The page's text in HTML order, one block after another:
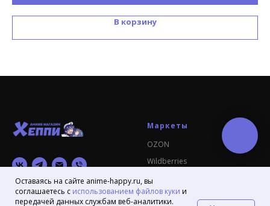
В корзину
© 2024 Аниме магазин Хеппи
Маркеты
OZON
Wildberries
VK Маркет
Оставаясь на сайте anime-happy.ru, вы
соглашаетесь с использованием файлов куки и
передачей данных службам веб-аналитики.